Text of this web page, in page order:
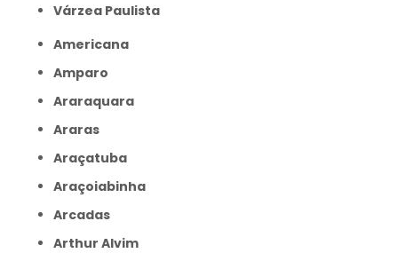
Várzea Paulista
Americana
Amparo
Araraquara
Araras
Araçatuba
Araçoiabinha
Arcadas
Arthur Alvim